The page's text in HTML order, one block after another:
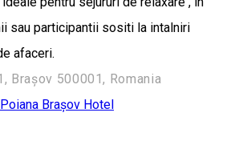
sau participantii sositi la intalniri
afaceri.
Brașov 500001, Romania
Brașov Hotel